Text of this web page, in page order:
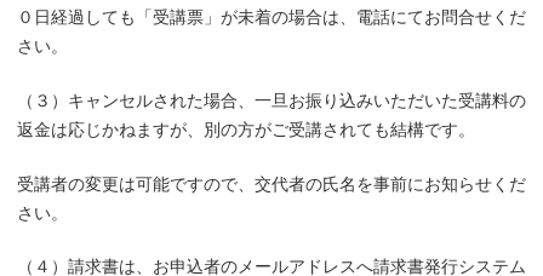
０日経過しても「受講票」が未着の場合は、電話にてお問合せくだ
さい。
（３）キャンセルされた場合、一旦お振り込みいただいた受講料の
返金は応じかねますが、別の方がご受講されても結構です。
受講者の変更は可能ですので、交代者の氏名を事前にお知らせくだ
さい。
（４）請求書は、お申込者のメールアドレスへ請求書発行システム